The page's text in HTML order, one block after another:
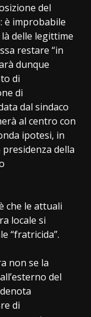
del
è improbabile
delle legittime
restare “in
dunque
di
di
dal sindaco
al centro con
ipotesi, in
della
che le attuali
locale si
“fratricida”.
non se la
del
di